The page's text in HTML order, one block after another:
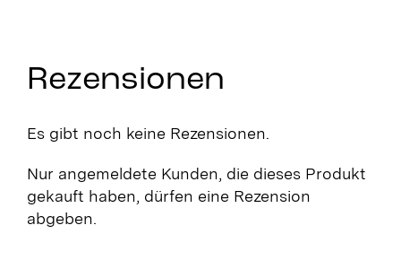
Rezensionen
Es gibt noch keine Rezensionen.
Nur angemeldete Kunden, die dieses Produkt
gekauft haben, dürfen eine Rezension
abgeben.